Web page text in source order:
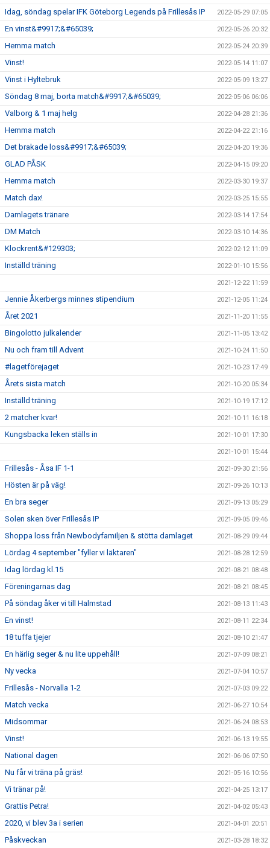
Idag, söndag spelar IFK Göteborg Legends på Frillesås IP 2022-05-29 07:05
En vinst&#9917;&#65039; 2022-05-26 20:32
Hemma match 2022-05-24 20:39
Vinst! 2022-05-14 11:07
Vinst i Hyltebruk 2022-05-09 13:27
Söndag 8 maj, borta match&#9917;&#65039; 2022-05-06 06:06
Valborg & 1 maj helg 2022-04-28 21:36
Hemma match 2022-04-22 21:16
Det brakade loss&#9917;&#65039; 2022-04-20 19:36
GLAD PÅSK 2022-04-15 09:20
Hemma match 2022-03-30 19:37
Match dax! 2022-03-25 15:55
Damlagets tränare 2022-03-14 17:54
DM Match 2022-03-10 14:36
Klockrent&#129303; 2022-02-12 11:09
Inställd träning 2022-01-10 15:56
2021-12-22 11:59
Jennie Åkerbergs minnes stipendium 2021-12-05 11:24
Året 2021 2021-11-20 11:55
Bingolotto julkalender 2021-11-05 13:42
Nu och fram till Advent 2021-10-24 11:50
#lagetförejaget 2021-10-23 17:49
Årets sista match 2021-10-20 05:34
Inställd träning 2021-10-19 17:12
2 matcher kvar! 2021-10-11 16:18
Kungsbacka leken ställs in 2021-10-01 17:30
2021-10-01 15:44
Frillesås - Åsa IF 1-1 2021-09-30 21:56
Hösten är på väg! 2021-09-26 10:13
En bra seger 2021-09-13 05:29
Solen sken över Frillesås IP 2021-09-05 09:46
Shoppa loss från Newbodyfamiljen & stötta damlaget 2021-08-29 09:44
Lördag 4 september "fyller vi läktaren" 2021-08-28 12:59
Idag lördag kl.15 2021-08-21 08:48
Föreningarnas dag 2021-08-21 08:45
På söndag åker vi till Halmstad 2021-08-13 11:43
En vinst! 2021-08-11 22:34
18 tuffa tjejer 2021-08-10 21:47
En härlig seger & nu lite uppehåll! 2021-07-09 08:21
Ny vecka 2021-07-04 10:57
Frillesås - Norvalla 1-2 2021-07-03 09:22
Match vecka 2021-06-27 10:54
Midsommar 2021-06-24 08:53
Vinst! 2021-06-13 19:55
National dagen 2021-06-06 07:50
Nu får vi träna på gräs! 2021-05-16 10:56
Vi tränar på! 2021-04-25 13:17
Grattis Petra! 2021-04-02 05:43
2020, vi blev 3a i serien 2021-04-01 20:51
Påskveckan 2021-03-28 18:32